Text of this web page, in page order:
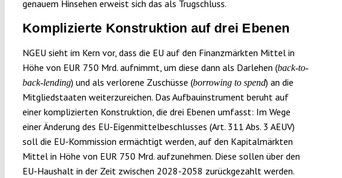
genauem Hinsehen erweist sich das als Trugschluss.
Komplizierte Konstruktion auf drei Ebenen
NGEU sieht im Kern vor, dass die EU auf den Finanzmärkten Mittel in
Höhe von EUR 750 Mrd. aufnimmt, um diese dann als Darlehen (back-to-
back-lending) und als verlorene Zuschüsse (borrowing to spend) an die
Mitgliedstaaten weiterzureichen. Das Aufbauinstrument beruht auf
einer komplizierten Konstruktion, die drei Ebenen umfasst: Im Wege
einer Änderung des EU-Eigenmittelbeschlusses (Art. 311 Abs. 3 AEUV)
soll die EU-Kommission ermächtigt werden, auf den Kapitalmärkten
Mittel in Höhe von EUR 750 Mrd. aufzunehmen. Diese sollen über den
EU-Haushalt in der Zeit zwischen 2028-2058 zurückgezahlt werden.